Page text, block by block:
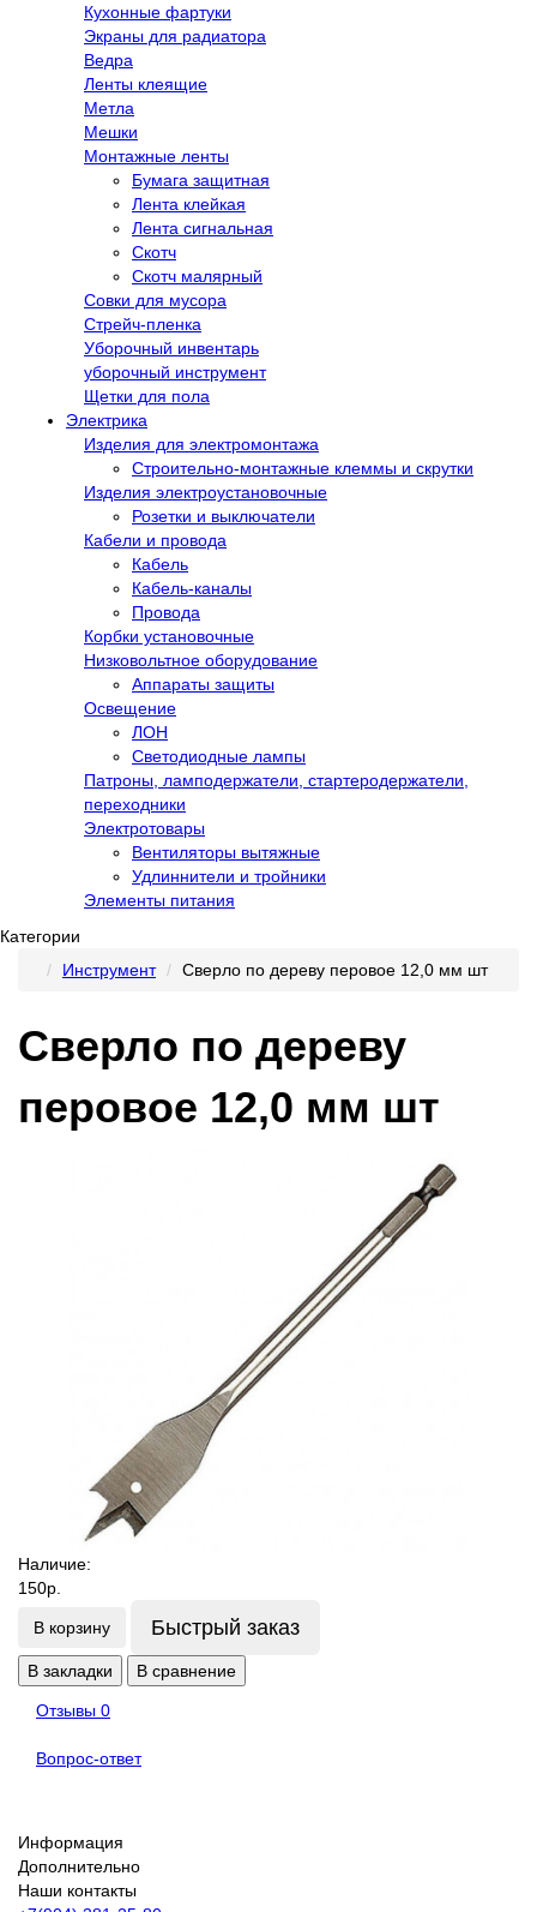
Кухонные фартуки
Экраны для радиатора
Ведра
Ленты клеящие
Метла
Мешки
Монтажные ленты
Бумага защитная
Лента клейкая
Лента сигнальная
Скотч
Скотч малярный
Совки для мусора
Стрейч-пленка
Уборочный инвентарь
уборочный инструмент
Щетки для пола
Электрика
Изделия для электромонтажа
Строительно-монтажные клеммы и скрутки
Изделия электроустановочные
Розетки и выключатели
Кабели и провода
Кабель
Кабель-каналы
Провода
Корбки установочные
Низковольтное оборудование
Аппараты защиты
Освещение
ЛОН
Светодиодные лампы
Патроны, ламподержатели, стартеродержатели,
переходники
Электротовары
Вентиляторы вытяжные
Удлиннители и тройники
Элементы питания
Категории
Инструмент
Сверло по дереву перовое 12,0 мм шт
Сверло по дереву
перовое 12,0 мм шт
Наличие:
150р.
В корзину Быстрый заказ
В закладки В сравнение
Отзывы 0
Вопрос-ответ
Информация
Дополнительно
Наши контакты